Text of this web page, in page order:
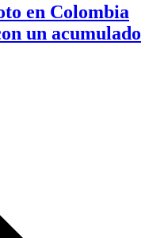
en Colombia
un acumulado